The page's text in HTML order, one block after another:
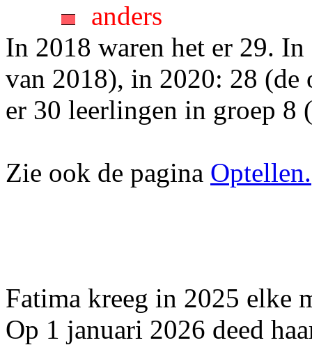
anders
In 2018 waren het er 29.
van 2018), in 2020: 28 (de
er 30 leerlingen in groep 8
Zie ook de pagina Optellen.
Fatima kreeg in 2025 elke
Op 1 januari 2026 deed